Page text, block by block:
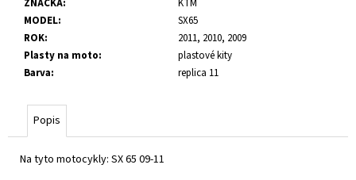
MODEL:
SX65
ROK:
2011, 2010, 2009
Plasty na moto:
plastové kity
Barva: replica 11
Popis
Na tyto motocykly: SX 65 09-11
m